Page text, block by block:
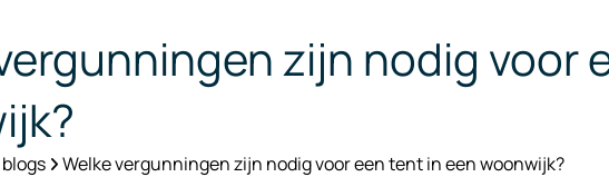
zijn nodig voor
Welke vergunningen zijn nodig voor een tent in een woonwijk?